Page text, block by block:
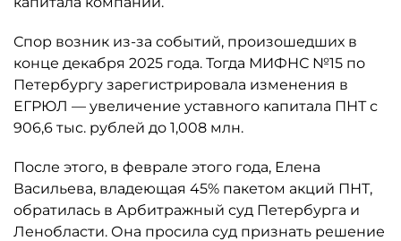
Спор возник из-за событий, произошедших в
конце декабря 2025 года. Тогда МИФНС №15 по
Петербургу зарегистрировала изменения в
ЕГРЮЛ — увеличение уставного капитала ПНТ с
906,6 тыс. рублей до 1,008 млн.
После этого, в феврале этого года, Елена
Васильева, владеющая 45% пакетом акций ПНТ,
обратилась в Арбитражный суд Петербурга и
Ленобласти. Она просила суд признать решение